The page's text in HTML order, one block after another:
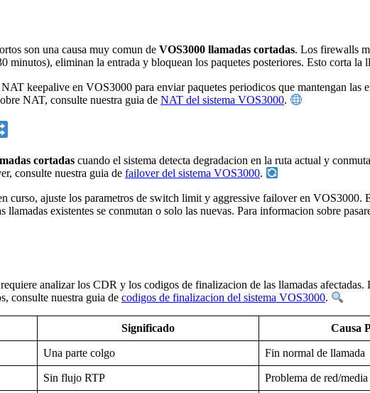
son una causa muy comun de VOS3000 llamadas cortadas. Los firewalls
minutos), eliminan la entrada y bloquean los paquetes posteriores. Esto corta
keepalive en VOS3000 para enviar paquetes periodicos que mantengan
NAT, consulte nuestra guia de NAT del sistema VOS3000.
cortadas cuando el sistema detecta degradacion en la ruta actual y
consulte nuestra guia de failover del sistema VOS3000.
curso, ajuste los parametros de switch limit y aggressive failover en
existentes se conmutan o solo las nuevas. Para informacion sobre
requiere analizar los CDR y los codigos de finalizacion de las llamadas
consulte nuestra guia de codigos de finalizacion del sistema VOS3000.
Significado Causa
Una parte colgo Fin normal de llamada
Sin flujo RTP Problema de red/media